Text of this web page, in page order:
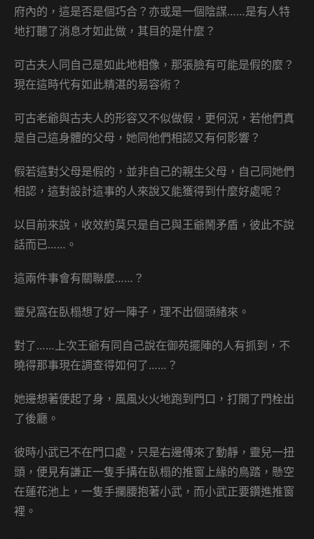
府內的，這是否是個巧合？亦或是一個陰謀……是有人特
地打聽了消息才如此做，其目的是什麼？
可古夫人同自己是如此地相像，那張臉有可能是假的麼？
現在這時代有如此精湛的易容術？
可古老爺與古夫人的形容又不似做假，更何況，若他們真
是自己這身體的父母，她同他們相認又有何影響？
假若這對父母是假的，並非自己的親生父母，自己同她們
相認，這對設計這事的人來說又能獲得到什麼好處呢？
以目前來說，收效約莫只是自己與王爺鬧矛盾，彼此不說
話而已……。
這兩件事會有關聯麼……？
靈兒窩在臥榻想了好一陣子，理不出個頭緒來。
對了……上次王爺有同自己說在御苑擺陣的人有抓到，不
曉得那事現在調查得如何了……？
她邊想著便起了身，風風火火地跑到門口，打開了門栓出
了後廳。
彼時小武已不在門口處，只是右邊傳來了動靜，靈兒一扭
頭，便見有謙正一隻手搆在臥榻的推窗上緣的鳥踏，懸空
在蓮花池上，一隻手攔腰抱著小武，而小武正要鑽進推窗
裡。